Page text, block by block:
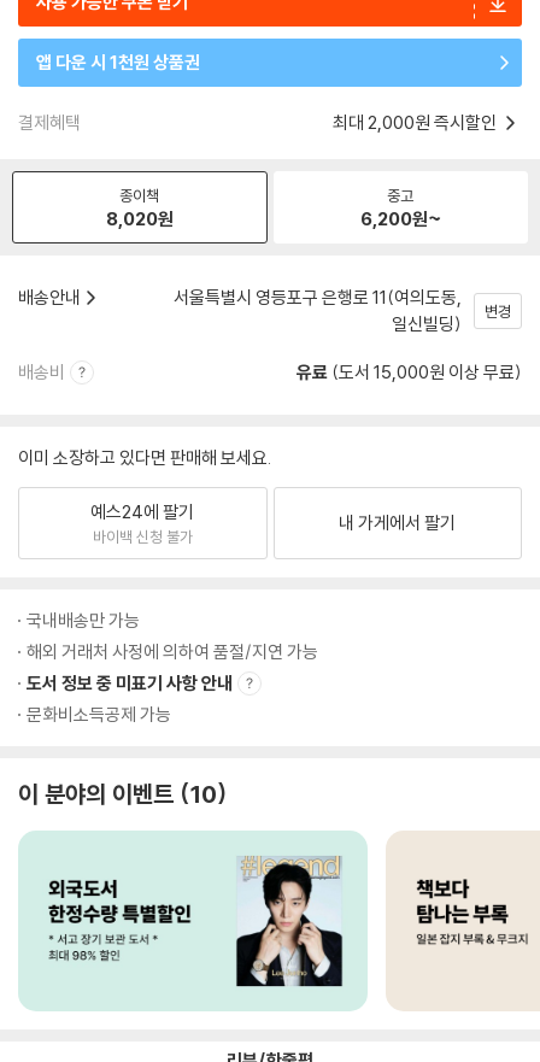
앱 다운 시 1천원 상품권
결제혜택 최대 2,000원 즉시할인
종이책
8,020원
중고
6,200원~
배송안내
서울특별시 영등포구 은행로 11(여의도동,
일신빌딩)
변경
배송비 유료 (도서 15,000원 이상 무료)
이미 소장하고 있다면 판매해 보세요.
예스24에 팔기
바이백 신청 불가
내 가게에서 팔기
국내배송만 가능
해외 거래처 사정에 의하여 품절/지연 가능
도서 정보 중 미표기 사항 안내
문화비소득공제 가능
이 분야의 이벤트 10